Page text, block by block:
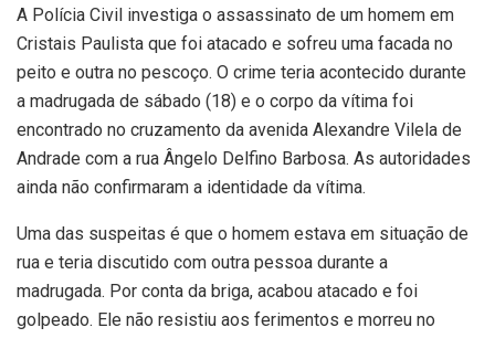
A Polícia Civil investiga o assassinato de um homem em
Cristais Paulista que foi atacado e sofreu uma facada no
peito e outra no pescoço. O crime teria acontecido durante
a madrugada de sábado (18) e o corpo da vítima foi
encontrado no cruzamento da avenida Alexandre Vilela de
Andrade com a rua Ângelo Delfino Barbosa. As autoridades
ainda não confirmaram a identidade da vítima.
Uma das suspeitas é que o homem estava em situação de
rua e teria discutido com outra pessoa durante a
madrugada. Por conta da briga, acabou atacado e foi
golpeado. Ele não resistiu aos ferimentos e morreu no